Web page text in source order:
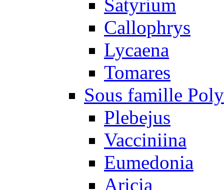
Satyrium
Callophrys
Lycaena
Tomares
Sous famille
Plebejus
Vacciniina
Eumedonia
Aricia